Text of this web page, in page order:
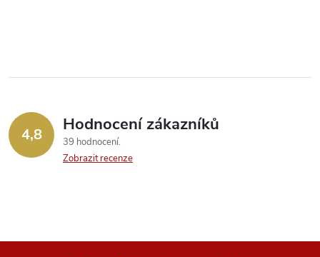
4,8 Hodnocení zákazníků
39 hodnocení
Zobrazit recenze